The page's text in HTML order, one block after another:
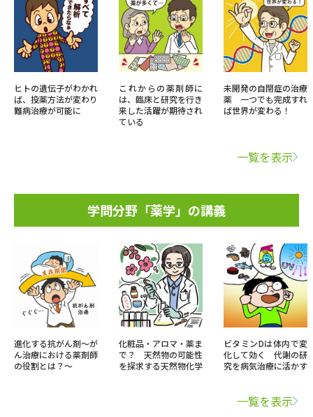
ヒトの遺伝子がわかれ
ば、投薬方法が変わり
難病治療が可能に
これからの薬剤師に
は、臨床と研究を行き
来した活躍が期待され
ている
未開発の自閉症の治療
薬 一つでも完成すれ
ば世界が変わる！
一覧を表示
学問分野「薬学」の講義
進化する抗がん剤～が
ん治療における薬剤師
の役割とは？～
化粧品・アロマ・薬ま
で？ 天然物の可能性
を探求する天然物化学
ビタミンDは体内で変
化して効く 代謝の研
究を病気治療に活かす
一覧を表示